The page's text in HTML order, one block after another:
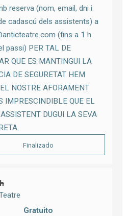
reserva (nom, email, dni i
cadascú dels assistents) a
(fins a 1 h
passi) PER TAL DE
QUE ES MANTINGUI LA
DE SEGURETAT HEM
NOSTRE AFORAMENT
IMPRESCINDIBLE QUE EL
DUGUI LA SEVA
Finalizado
Gratuito